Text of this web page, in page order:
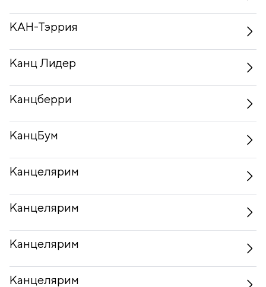
КАН-Тэррия
Канц Лидер
Канцберри
КанцБум
Канцелярим
Канцелярим
Канцелярим
Канцелярим